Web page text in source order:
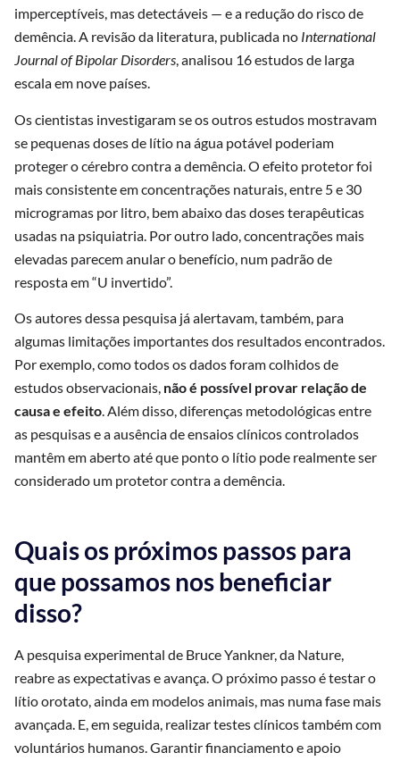
imperceptíveis, mas detectáveis — e a redução do risco de
demência. A revisão da literatura, publicada no International
Journal of Bipolar Disorders, analisou 16 estudos de larga
escala em nove países.
Os cientistas investigaram se os outros estudos mostravam
se pequenas doses de lítio na água potável poderiam
proteger o cérebro contra a demência. O efeito protetor foi
mais consistente em concentrações naturais, entre 5 e 30
microgramas por litro, bem abaixo das doses terapêuticas
usadas na psiquiatria. Por outro lado, concentrações mais
elevadas parecem anular o benefício, num padrão de
resposta em “U invertido”.
Os autores dessa pesquisa já alertavam, também, para
algumas limitações importantes dos resultados encontrados.
Por exemplo, como todos os dados foram colhidos de
estudos observacionais, não é possível provar relação de
causa e efeito. Além disso, diferenças metodológicas entre
as pesquisas e a ausência de ensaios clínicos controlados
mantêm em aberto até que ponto o lítio pode realmente ser
considerado um protetor contra a demência.
Quais os próximos passos para
que possamos nos beneficiar
disso?
A pesquisa experimental de Bruce Yankner, da Nature,
reabre as expectativas e avança. O próximo passo é testar o
lítio orotato, ainda em modelos animais, mas numa fase mais
avançada. E, em seguida, realizar testes clínicos também com
voluntários humanos. Garantir financiamento e apoio